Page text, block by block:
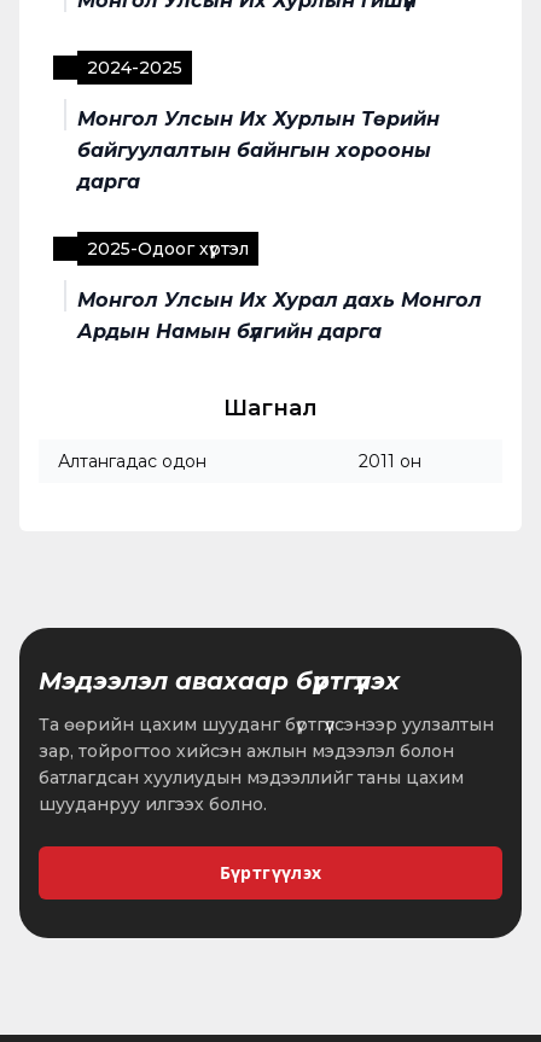
2024-2025
Монгол Улсын Их Хурлын Төрийн
байгуулалтын байнгын хорооны
дарга
2025-Одоог хүртэл
Монгол Улсын Их Хурал дахь Монгол
Ардын Намын бүлгийн дарга
Шагнал
Алтангадас одон 2011 он
Мэдээлэл авахаар бүртгүүлэх
Та өөрийн цахим шууданг бүртгүүлсэнээр уулзалтын
зар, тойрогтоо хийсэн ажлын мэдээлэл болон
батлагдсан хуулиудын мэдээллийг таны цахим
шууданруу илгээх болно.
Бүртгүүлэх